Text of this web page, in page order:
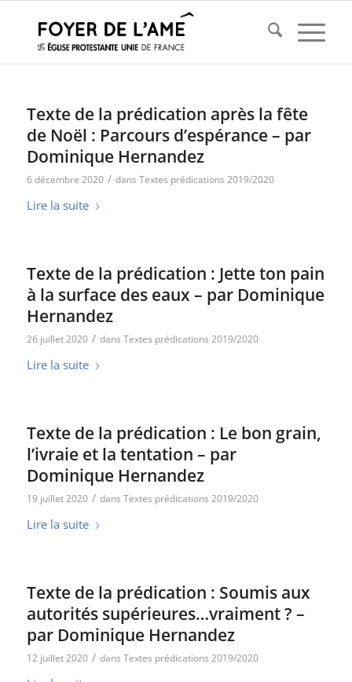
Texte de la prédication après la fête
de Noël : Parcours d’espérance – par
Dominique Hernandez
6 décembre 2020 / dans Textes prédications 2019/2020
Lire la suite
Texte de la prédication : Jette ton pain
à la surface des eaux – par Dominique
Hernandez
26 juillet 2020 / dans Textes prédications 2019/2020
Lire la suite
Texte de la prédication : Le bon grain,
l’ivraie et la tentation – par
Dominique Hernandez
19 juillet 2020 / dans Textes prédications 2019/2020
Lire la suite
Texte de la prédication : Soumis aux
autorités supérieures…vraiment ? –
par Dominique Hernandez
12 juillet 2020 / dans Textes prédications 2019/2020